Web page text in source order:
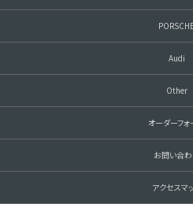
Audi
Other
オーダーフォ
お問い合
アクセスマ